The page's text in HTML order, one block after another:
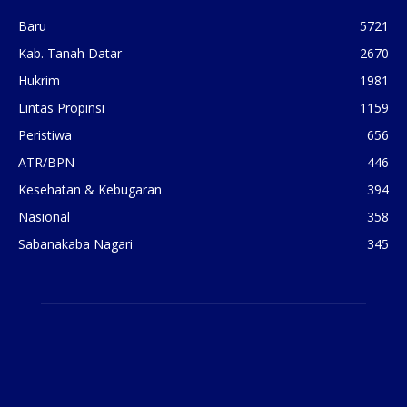
Baru
5721
Kab. Tanah Datar
2670
Hukrim
1981
Lintas Propinsi
1159
Peristiwa
656
ATR/BPN
446
Kesehatan & Kebugaran
394
Nasional
358
Sabanakaba Nagari
345